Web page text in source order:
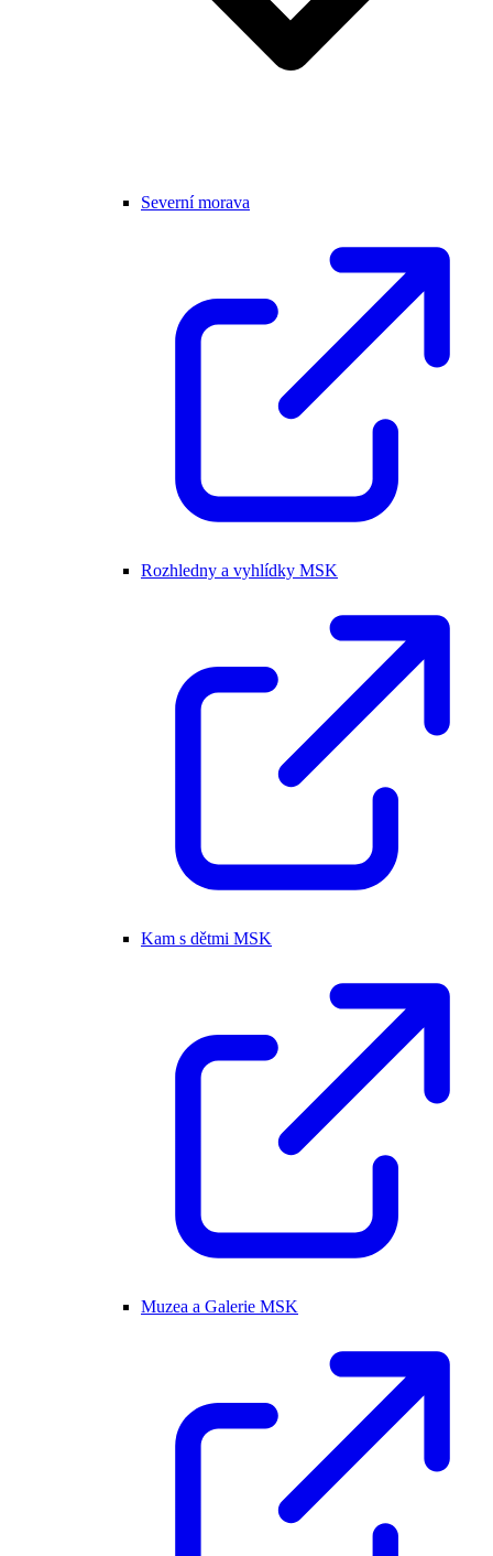
Severní morava
Rozhledny a vyhlídky MSK
Kam s dětmi MSK
Muzea a Galerie MSK